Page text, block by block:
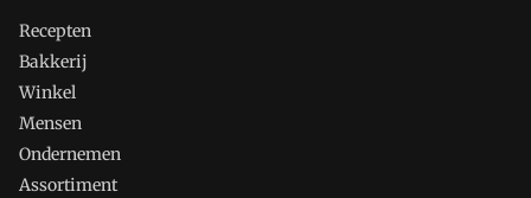
Recepten
Bakkerij
Winkel
Mensen
Ondernemen
Assortiment